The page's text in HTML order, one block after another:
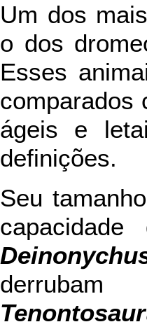
Um dos
o dos
Esses
comparados
ágeis e
definições.
Seu